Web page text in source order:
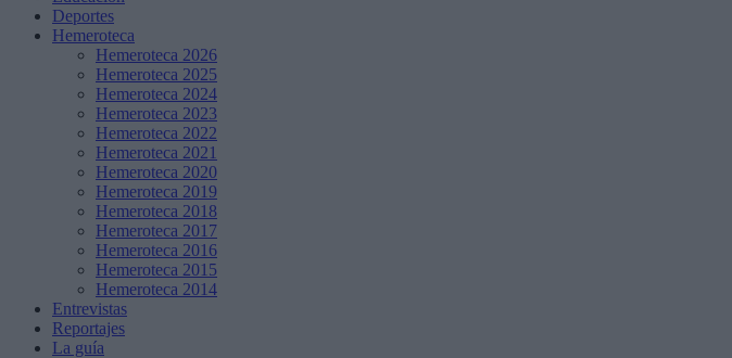
Deportes
Hemeroteca
Hemeroteca 2026
Hemeroteca 2025
Hemeroteca 2024
Hemeroteca 2023
Hemeroteca 2022
Hemeroteca 2021
Hemeroteca 2020
Hemeroteca 2019
Hemeroteca 2018
Hemeroteca 2017
Hemeroteca 2016
Hemeroteca 2015
Hemeroteca 2014
Entrevistas
Reportajes
La guía